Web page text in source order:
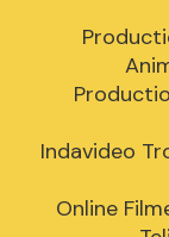
Indavideo
Online